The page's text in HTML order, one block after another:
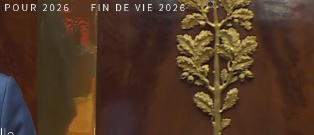
POUR 2026 FIN DE VIE 2026